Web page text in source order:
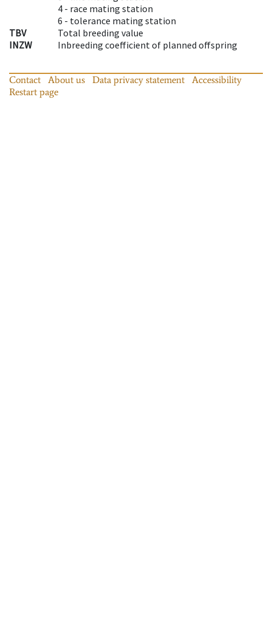
4 - race mating station
6 - tolerance mating station
TBV
Total breeding value
INZW
Inbreeding coefficient of planned offspring
Contact About us Data privacy statement
Accessibility
Restart page